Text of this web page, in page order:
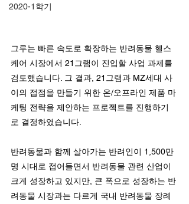
2020-1학기
그루는 빠른 속도로 확장하는 반려동물 헬스
케어 시장에서 21그램이 진입할 사업 과제를
검토했습니다. 그 결과, 21그램과 MZ세대 사
이의 접점을 만들기 위한 온/오프라인 제품 마
케팅 전략을 제안하는 프로젝트를 진행하기
로 결정하였습니다.
반려동물과 함께 살아가는 반려인이 1,500만
명 시대로 접어들면서 반려동물 관련 산업이
크게 성장하고 있지만, 큰 폭으로 성장하는 반
려동물 시장과는 다르게 국내 반려동물 장례